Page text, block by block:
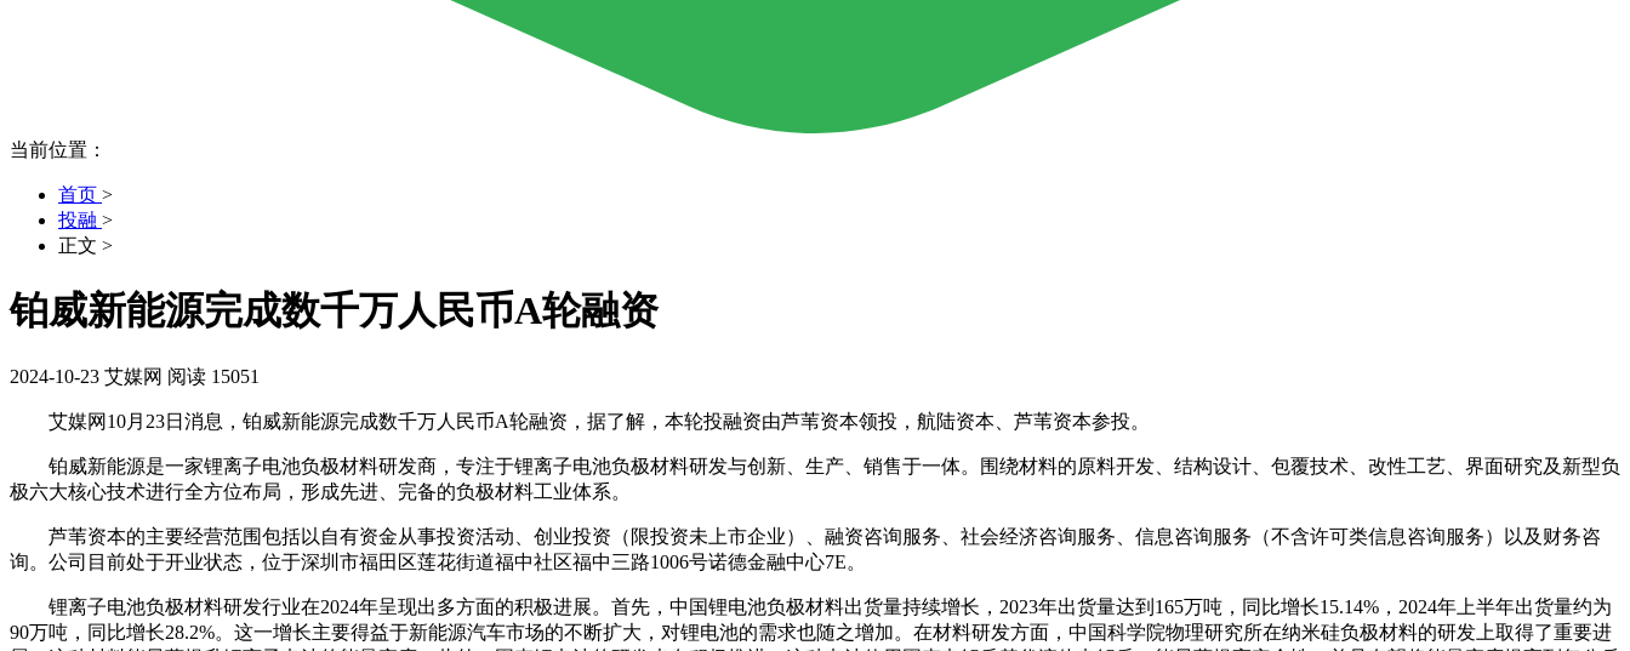
当前位置：
首页 >
投融 >
正文 >
铂威新能源完成数千万人民币A轮融资
2024-10-23 艾媒网 阅读 15051
艾媒网10月23日消息，铂威新能源完成数千万人民币A轮融资，据了解，本轮投融资由芦苇资本领投，航陆资本、芦苇资本参投。
铂威新能源是一家锂离子电池负极材料研发商，专注于锂离子电池负极材料研发与创新、生产、销售于一体。围绕材料的原料开发、结构设计、包覆技术、改性工艺、界面研究及新型负
极六大核心技术进行全方位布局，形成先进、完备的负极材料工业体系。
芦苇资本的主要经营范围包括以自有资金从事投资活动、创业投资（限投资未上市企业）、融资咨询服务、社会经济咨询服务、信息咨询服务（不含许可类信息咨询服务）以及财务咨
询。公司目前处于开业状态，位于深圳市福田区莲花街道福中社区福中三路1006号诺德金融中心7E‌。
锂离子电池负极材料研发行业在2024年呈现出多方面的积极进展。首先，中国锂电池负极材料出货量持续增长，2023年出货量达到165万吨，同比增长15.14%，2024年上半年出货量约为
90万吨，同比增长28.2%。这一增长主要得益于新能源汽车市场的不断扩大，对锂电池的需求也随之增加。在材料研发方面，中国科学院物理研究所在纳米硅负极材料的研发上取得了重要进